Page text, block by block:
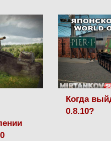
Когда
0.8.10?